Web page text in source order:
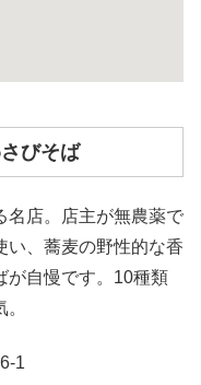
びそば
名店。店主が無農薬で
い、蕎麦の野性的な香
が自慢です。10種類
1